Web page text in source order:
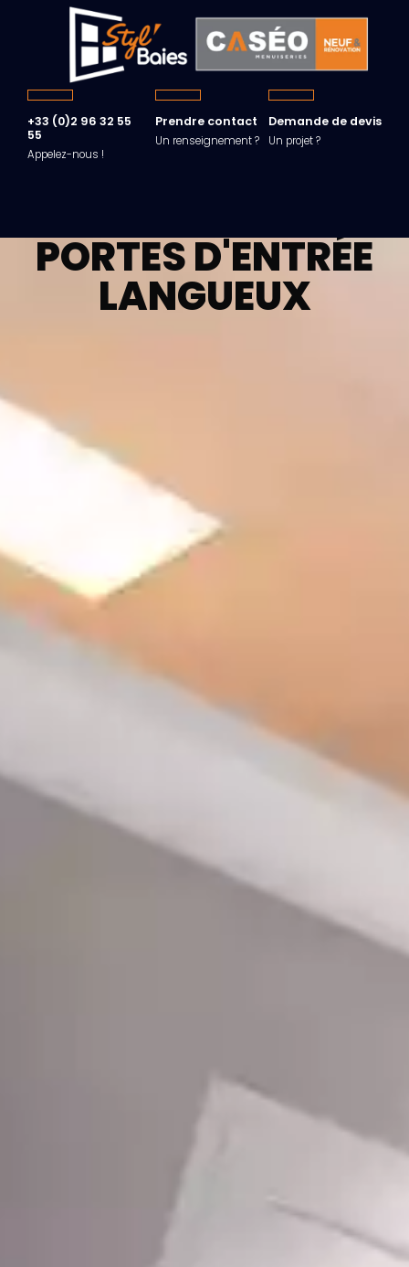
+33 (0)2 96 32 55
55
Appelez-nous !
Prendre contact
Un renseignement ?
Demande de devis
Un projet ?
PORTES D'ENTRÉE
LANGUEUX